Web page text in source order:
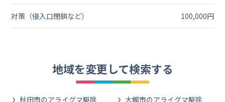
対策（侵入口閉鎖など） 100,000円
地域を変更して検索する
秋田市のアライグマ駆除
大館市のアライグマ駆除